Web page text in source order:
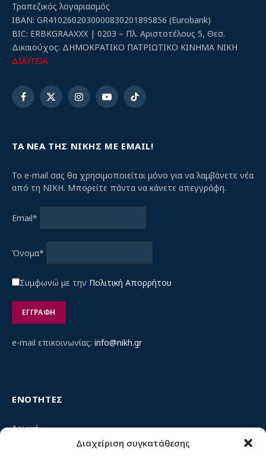
Διαχείριση συγκατάθεσης
Τραπεζικός λογαριασμός
IBAN: GR4102602030000830201895856 (Eurobank)
BIC: ERBKGRAAXXX | 0203 – Πλ. Αριστοτέλους 5, Θεσ.
Δικαιούχος: ΔΗΜΟΚΡΑΤΙΚΟ ΠΑΤΡΙΩΤΙΚΟ ΚΙΝΗΜΑ ΝΙΚΗ
ΔΙΑΥΓΕΙΑ
Facebook
X
InstagramYouTubeTikTok
ΤΑ ΝΕΑ ΤΗΣ ΝΙΚΗΣ ΜΕ EMAIL!
Το e-mail σας θα χρησιμοποιείται μόνο για να λαμβάνετε νέα
από τη ΝΙΚΗ. Μπορείτε πάντα να κάνετε απεγγράφη.
Email*
Όνομα*
Συμφωνώ με την Πολιτική Απορρήτου
e-mail επικοινωνίας: info@nikh.gr
ΕΝΟΤΗΤΕΣ
Αρχική
Κίνημα ΝΙΚΗ – Ποιοι είμαστε, αρχές & δράση